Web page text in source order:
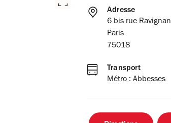
Adresse
6 bis rue Ravignan
Paris
75018
Transport
Métro : Abbesses